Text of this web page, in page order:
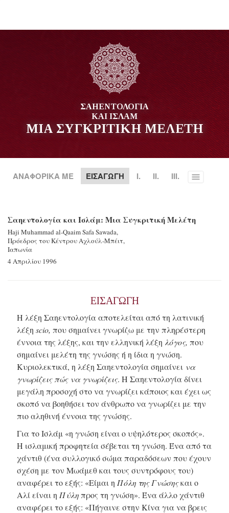
ΣΑΗΕΝΤΟΛΟΓΙΑ
ΚΑΙ ΙΣΛΑΜ
ΜΙΑ ΣΥΓΚΡΙΤΙΚΗ ΜΕΛΕΤΗ
ΑΝΑΦΟΡΙΚΑ ΜΕ ΕΙΣΑΓΩΓΗ I. II. III. Toggle
Σαηεντολογία και Ισλάμ: Μια Συγκριτική Μελέτη
Haji Muhammad al‐QaaimSafa Sawada,
Πρόεδρος του Κέντρου Αχλούλ-Μπέιτ,
Ιαπωνία
4 Απριλίου 1996
ΕΙΣΑΓΩΓН
Η λέξη Σαηεντολογία αποτελείται από τη λατινική
λέξη scio, που σημαίνει γνωρίζω με την πληρέστερη
έννοια της λέξης, και την ελληνική λέξη λόγος, που
σημαίνει μελέτη της γνώσης ή η ίδια η γνώση.
Κυριολεκτικά, η λέξη Σαηεντολογία σημαίνει να
γνωρίζεις πώς να γνωρίζεις. Η Σαηεντολογία δίνει
μεγάλη προσοχή στο να γνωρίζει κάποιος και έχει ως
σκοπό να βοηθήσει τον άνθρωπο να γνωρίζει με την
πιο αληθινή έννοια της γνώσης.
Για το Ισλάμ «η γνώση είναι ο υψηλότερος σκοπός».
Η ισλαμική προφητεία σέβεται τη γνώση. Ένα από τα
χάντιθ (ένα συλλογικό σώμα παραδόσεων που έχουν
σχέση με τον Μωάμεθ και τους συντρόφους του)
αναφέρει το εξής: «Είμαι η Πόλη της Γνώσηςκαι ο
Αλί είναι η Πύληπρος τη γνώση». Ένα άλλο χάντιθ
αναφέρει το εξής: «Πήγαινε στην Κίνα για να βρεις